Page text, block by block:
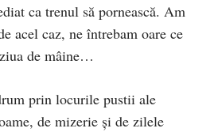
ca trenul să pornească. Am
acel caz, ne întrebam oare ce
de mâine…
prin locurile pustii ale
de mizerie şi de zilele